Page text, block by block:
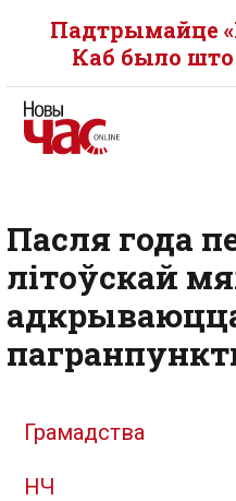
Падтрымайце
Каб было
Пасля года
літоўскай
Грамадства
НЧ